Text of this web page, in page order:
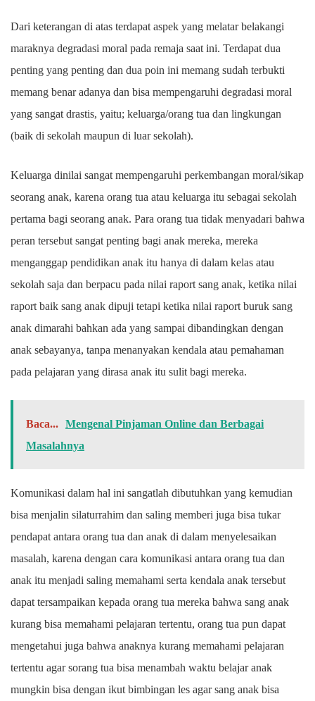
Dari keterangan di atas terdapat aspek yang melatar belakangi
maraknya degradasi moral pada remaja saat ini. Terdapat dua
penting yang penting dan dua poin ini memang sudah terbukti
memang benar adanya dan bisa mempengaruhi degradasi moral
yang sangat drastis, yaitu; keluarga/orang tua dan lingkungan
(baik di sekolah maupun di luar sekolah).
Keluarga dinilai sangat mempengaruhi perkembangan moral/sikap
seorang anak, karena orang tua atau keluarga itu sebagai sekolah
pertama bagi seorang anak. Para orang tua tidak menyadari bahwa
peran tersebut sangat penting bagi anak mereka, mereka
menganggap pendidikan anak itu hanya di dalam kelas atau
sekolah saja dan berpacu pada nilai raport sang anak, ketika nilai
raport baik sang anak dipuji tetapi ketika nilai raport buruk sang
anak dimarahi bahkan ada yang sampai dibandingkan dengan
anak sebayanya, tanpa menanyakan kendala atau pemahaman
pada pelajaran yang dirasa anak itu sulit bagi mereka.
Baca... Mengenal Pinjaman Online dan Berbagai
Masalahnya
Komunikasi dalam hal ini sangatlah dibutuhkan yang kemudian
bisa menjalin silaturrahim dan saling memberi juga bisa tukar
pendapat antara orang tua dan anak di dalam menyelesaikan
masalah, karena dengan cara komunikasi antara orang tua dan
anak itu menjadi saling memahami serta kendala anak tersebut
dapat tersampaikan kepada orang tua mereka bahwa sang anak
kurang bisa memahami pelajaran tertentu, orang tua pun dapat
mengetahui juga bahwa anaknya kurang memahami pelajaran
tertentu agar sorang tua bisa menambah waktu belajar anak
mungkin bisa dengan ikut bimbingan les agar sang anak bisa